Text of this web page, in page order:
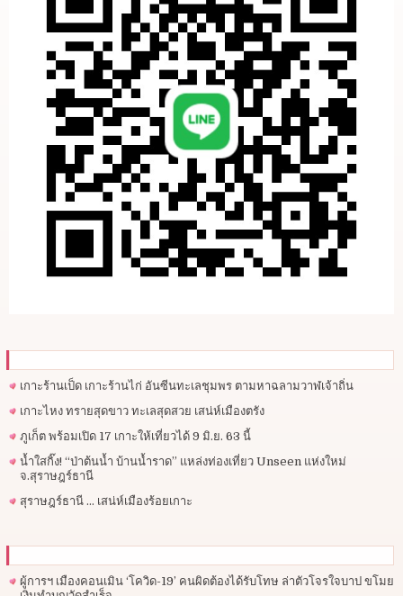
เกาะร้านเป็ด เกาะร้านไก่ อันซีนทะเลชุมพร ตามหาฉลามวาฬเจ้าถิ่น
เกาะไหง ทรายสุดขาว ทะเลสุดสวย เสน่ห์เมืองตรัง
ภูเก็ต พร้อมเปิด 17 เกาะให้เที่ยวได้ 9 มิ.ย. 63 นี้
น้ำใสกิ๊ง! “ป่าต้นน้ำ บ้านน้ำราด” แหล่งท่องเที่ยว Unseen แห่งใหม่
จ.สุราษฎร์ธานี
สุราษฎร์ธานี … เสน่ห์เมืองร้อยเกาะ
ผู้การฯ​ เมืองคอนเมิน ‘โควิด-19’ คนผิดต้องได้รับโทษ ล่าตัวโจรใจบาป ขโมย